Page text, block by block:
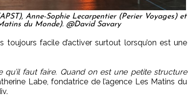
Anne-Sophie Lecarpentier (Perier Voyages) et
du Monde). @David Savary
facile d’activer surtout lorsqu’on est une
faut faire. Quand on est une petite structure
Labe, fondatrice de l’agence Les Matins du